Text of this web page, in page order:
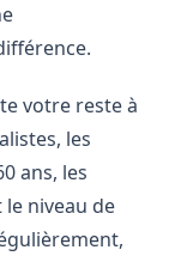
votre reste à
les
ans, les
niveau de